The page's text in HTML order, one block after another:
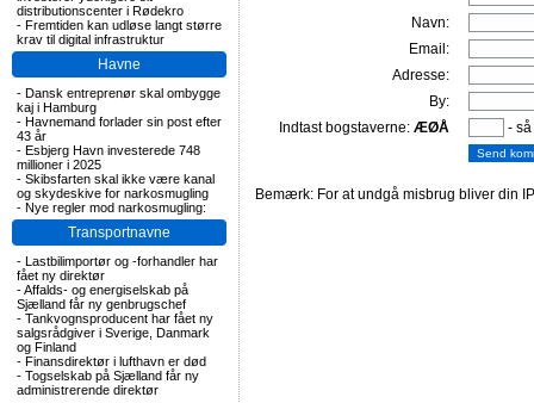
distributionscenter i Rødekro
- Fremtiden kan udløse langt større
krav til digital infrastruktur
Havne
- Dansk entreprenør skal ombygge
kaj i Hamburg
- Havnemand forlader sin post efter
43 år
- Esbjerg Havn investerede 748
millioner i 2025
- Skibsfarten skal ikke være kanal
og skydeskive for narkosmugling
- Nye regler mod narkosmugling:
Transportnavne
- Lastbilimportør og -forhandler har
fået ny direktør
-Affalds- og energiselskab på
Sjælland får ny genbrugschef
- Tankvognsproducent har fået ny
salgsrådgiver i Sverige, Danmark
og Finland
- Finansdirektør i lufthavn er død
- Togselskab på Sjælland får ny
administrerende direktør
Navn:
Email:
Adresse:
By:
Indtast bogstaverne: ÆØÅ -
Bemærk: For at undgå misbrug bliver din